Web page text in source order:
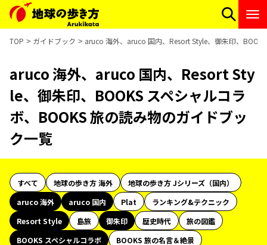
TOP ガイドブック aruco 海外、aruco 国内、Resort Style、御朱印、
aruco 海外、aruco 国内、Resort Sty
le、御朱印、BOOKS スペシャルコラ
ボ、BOOKS 旅の読み物のガイドブッ
ク一覧
すべて 地球の歩き方 海外
地球の歩き方 Jシリーズ（国内）
aruco 海外
aruco 国内 Plat
ランキング&テクニック
Resort Style
島旅 御朱印 歴史時代
旅の図鑑
BOOKS スペシャルコラボ
BOOKS 旅の名言＆絶景